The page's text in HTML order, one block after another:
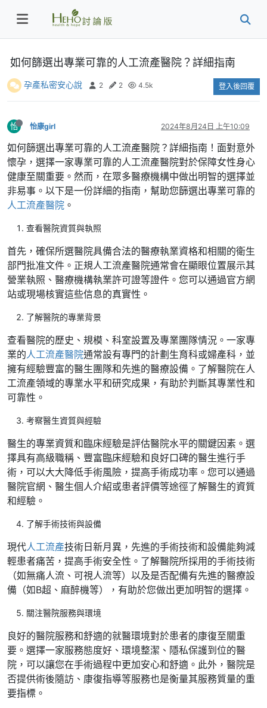
如何篩選出專業可靠的人工流產醫院？詳細指南
孕產私密安心說 2 2 4.5k 登入後回覆
怡 怡康girl 2024年8月24日 上午10:09
如何篩選出專業可靠的人工流產醫院？詳細指南！面對意外
懷孕，選擇一家專業可靠的人工流產醫院對於保障女性身心
健康至關重要。然而，在眾多醫療機構中做出明智的選擇並
非易事。以下是一份詳細的指南，幫助您篩選出專業可靠的
人工流產醫院 。
查看醫院資質與執照
首先，確保所選醫院具備合法的醫療執業資格和相關的衛生
部門批准文件。正規人工流產醫院通常會在顯眼位置展示其
營業執照、醫療機構執業許可證等證件。您可以通過官方網
站或現場核實這些信息的真實性。
了解醫院的專業背景
查看醫院的歷史、規模、科室設置及專業團隊情況。一家專
業的人工流產醫院通常設有專門的計劃生育科或婦產科，並
擁有經驗豐富的醫生團隊和先進的醫療設備。了解醫院在人
工流產領域的專業水平和研究成果，有助於判斷其專業性和
可靠性。
考察醫生資質與經驗
醫生的專業資質和臨床經驗是評估醫院水平的關鍵因素。選
擇具有高級職稱、豐富臨床經驗和良好口碑的醫生進行手
術，可以大大降低手術風險，提高手術成功率。您可以通過
醫院官網、醫生個人介紹或患者評價等途徑了解醫生的資質
和經驗。
了解手術技術與設備
現代人工流產技術日新月異，先進的手術技術和設備能夠減
輕患者痛苦，提高手術安全性。了解醫院所採用的手術技術
（如無痛人流、可視人流等）以及是否配備有先進的醫療設
備（如B超、麻醉機等），有助於您做出更加明智的選擇。
關注醫院服務與環境
良好的醫院服務和舒適的就醫環境對於患者的康復至關重
要。選擇一家服務態度好、環境整潔、隱私保護到位的醫
院，可以讓您在手術過程中更加安心和舒適。此外，醫院是
否提供術後隨訪、康復指導等服務也是衡量其服務質量的重
要指標。